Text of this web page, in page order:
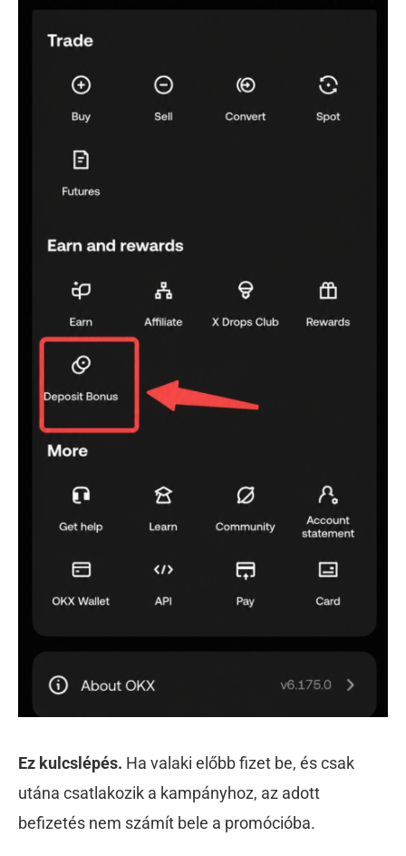
Ez kulcslépés. Ha valaki előbb fizet be, és csak
utána csatlakozik a kampányhoz, az adott
befizetés nem számít bele a promócióba.